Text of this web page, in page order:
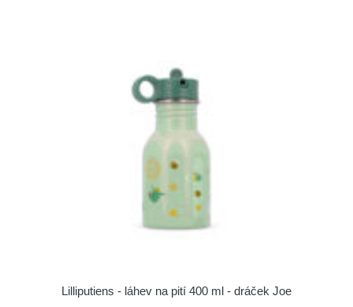
Lilliputiens - láhev na pití 400 ml - dráček Joe